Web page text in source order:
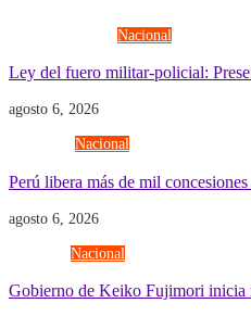
Nacional
Ley del fuero militar-policial:
agosto 6, 2026
Nacional
Perú libera más de mil
agosto 6, 2026
Nacional
Gobierno de Keiko Fujimori inicia